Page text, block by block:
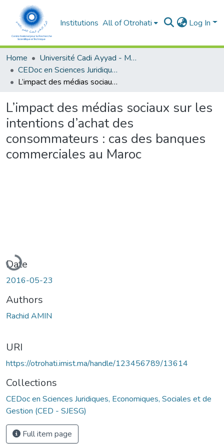
Institutions All of Otrohati Log In
Home
Université Cadi Ayyad - Marrakech
CEDoc en Sciences Juridiques, Economiques, Sociales et de Gestion (CED - SJESG)
L’impact des médias sociaux sur les intentions d’achat des consommateurs : cas des banques commerciales au Maroc
L’impact des médias sociaux sur les
intentions d’achat des
consommateurs : cas des banques
commerciales au Maroc
Loading...
Date
2016-05-23
Authors
Rachid AMIN
URI
https://otrohati.imist.ma/handle/123456789/13614
Collections
CEDoc en Sciences Juridiques, Economiques, Sociales et de
Gestion (CED - SJESG)
Full item page